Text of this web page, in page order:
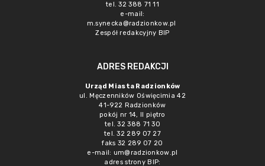
tel. 32 388 71 11
e-mail:
m.synecka@radzionkow.pl
Zespół redakcyjny BIP
ADRES REDAKCJI
Urząd Miasta Radzionków
ul. Męczenników Oświęcimia 42
41-922 Radzionków
pokój nr 14, II piętro
tel. 32 388 71 30
tel. 32 289 07 27
faks 32 289 07 20
e-mail: um@radzionkow.pl
adres strony BIP: